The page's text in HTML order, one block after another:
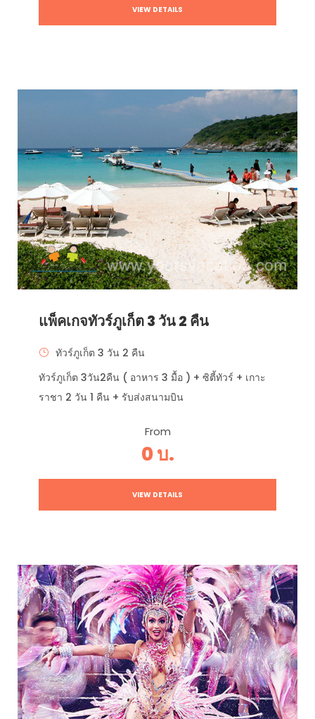
VIEW DETAILS
แพ็คเกจทัวร์ภูเก็ต 3 วัน 2 คืน
ทัวร์ภูเก็ต 3 วัน 2 คืน
ทัวร์ภูเก็ต 3วัน2คืน ( อาหาร 3 มื้อ ) + ซิตี้ทัวร์ + เกาะ
ราชา 2 วัน 1 คืน + รับส่งสนามบิน
From
0 บ.
VIEW DETAILS